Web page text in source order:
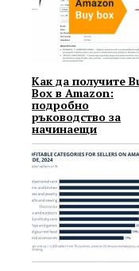
Как да получите
Box в Amazon:
подробно
ръководство за
начинаещи